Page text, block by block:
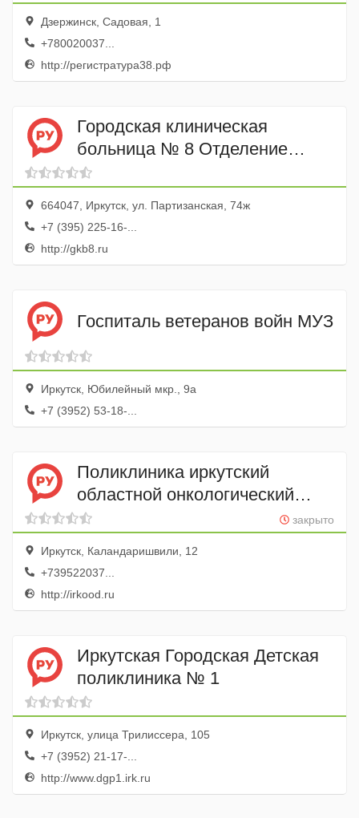
Дзержинск, Садовая, 1
+780020037...
http://регистратура38.рф
Городская клиническая
больница № 8 Отделение
профилактических
медицинских осмотров
664047, Иркутск, ул. Партизанская, 74ж
+7 (395) 225-16-...
http://gkb8.ru
Госпиталь ветеранов войн МУЗ
Иркутск, Юбилейный мкр., 9а
+7 (3952) 53-18-...
Поликлиника иркутский
областной онкологический
диспансер
закрыто
Иркутск, Каландаришвили, 12
+739522037...
http://irkood.ru
Иркутская Городская Детская
поликлиника № 1
Иркутск, улица Трилиссера, 105
+7 (3952) 21-17-...
http://www.dgp1.irk.ru